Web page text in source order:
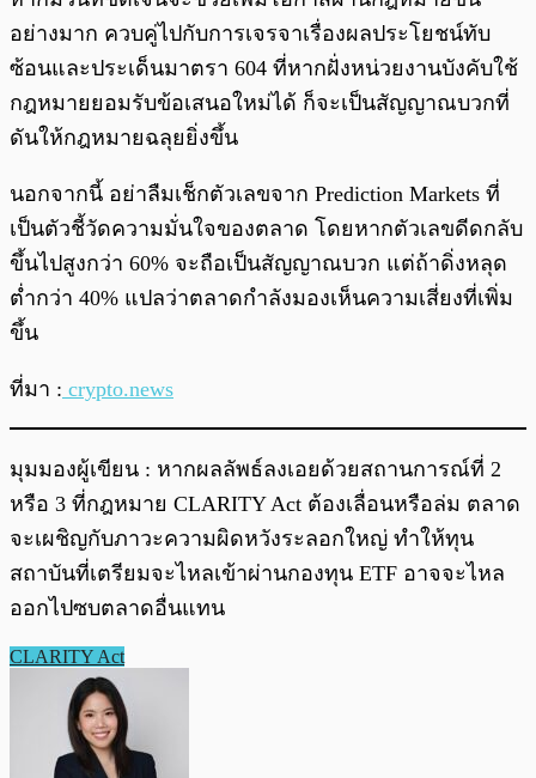
อย่างมาก ควบคู่ไปกับการเจรจาเรื่องผลประโยชน์ทับ
ซ้อนและประเด็นมาตรา 604 ที่หากฝั่งหน่วยงานบังคับใช้
กฎหมายยอมรับข้อเสนอใหม่ได้ ก็จะเป็นสัญญาณบวกที่
ดันให้กฎหมายฉลุยยิ่งขึ้น
นอกจากนี้ อย่าลืมเช็กตัวเลขจาก Prediction Markets ที่
เป็นตัวชี้วัดความมั่นใจของตลาด โดยหากตัวเลขดีดกลับ
ขึ้นไปสูงกว่า 60% จะถือเป็นสัญญาณบวก แต่ถ้าดิ่งหลุด
ต่ำกว่า 40% แปลว่าตลาดกำลังมองเห็นความเสี่ยงที่เพิ่ม
ขึ้น
ที่มา : crypto.news
มุมมองผู้เขียน : หากผลลัพธ์ลงเอยด้วยสถานการณ์ที่ 2
หรือ 3 ที่กฎหมาย CLARITY Act ต้องเลื่อนหรือล่ม ตลาด
จะเผชิญกับภาวะความผิดหวังระลอกใหญ่ ทำให้ทุน
สถาบันที่เตรียมจะไหลเข้าผ่านกองทุน ETF อาจจะไหล
ออกไปซบตลาดอื่นแทน
CLARITY Act